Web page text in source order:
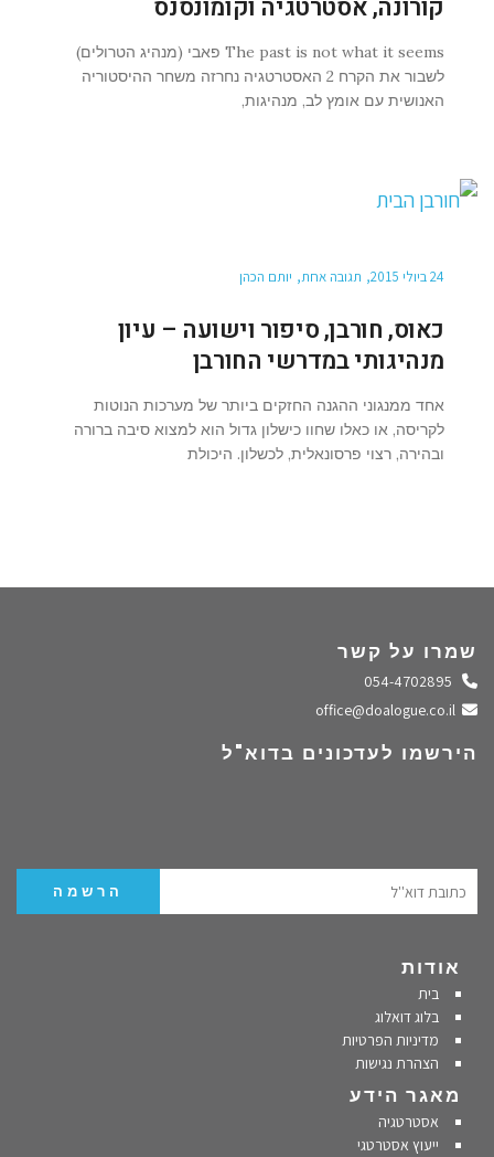
קורונה, אסטרטגיה וקומונסנס
The past is not what it seems פאבי (מנהיג הטרולים)
לשבור את הקרח 2 האסטרטגיה נחרזה משחר ההיסטוריה
האנושית עם אומץ לב, מנהיגות,
24 ביולי 2015 תגובה אחת יותם הכהן
כאוס, חורבן, סיפור וישועה – עיון
מנהיגותי במדרשי החורבן
אחד ממנגוני ההגנה החזקים ביותר של מערכות הנוטות
לקריסה, או כאלו שחוו כישלון גדול הוא למצוא סיבה ברורה
ובהירה, רצוי פרסונאלית, לכשלון. היכולת
שמרו על קשר
התקשרו אלינו
שלחו מייל
הירשמו לעדכונים בדוא"ל
אודות
בית
בלוג דואלוג
מדיניות הפרטיות
הצהרת נגישות
מאגר הידע
אסטרטגיה
ייעוץ אסטרטגי